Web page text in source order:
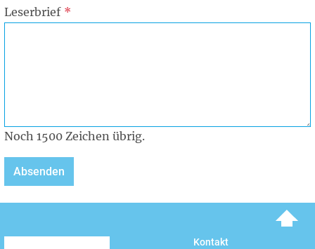
Leserbrief
Noch 1500 Zeichen übrig.
Kontakt